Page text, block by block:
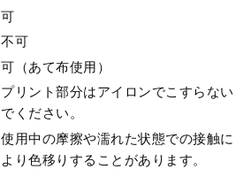
可
不可
可（あて布使用）
プリント部分はアイロンでこすらない
でください。
使用中の摩擦や濡れた状態での接触に
より色移りすることがあります。